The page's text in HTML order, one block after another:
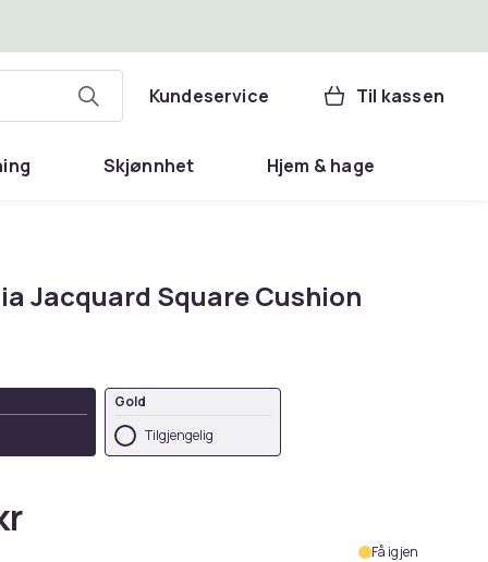
Kundeservice Til kassen
Skjønnhet Hjem & hage
Jacquard Square Cushion
Gold
Tilgjengelig
Få igjen